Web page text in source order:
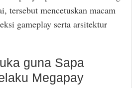
tersebut mencetuskan macam
gameplay serta arsitektur
guna Sapa
Megapay